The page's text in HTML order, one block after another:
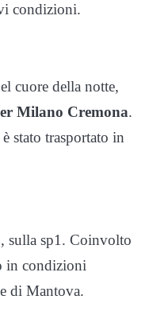
condizioni.
cuore della notte,
Milano Cremona.
stato trasportato in
sulla sp1. Coinvolto
in condizioni
di Mantova.